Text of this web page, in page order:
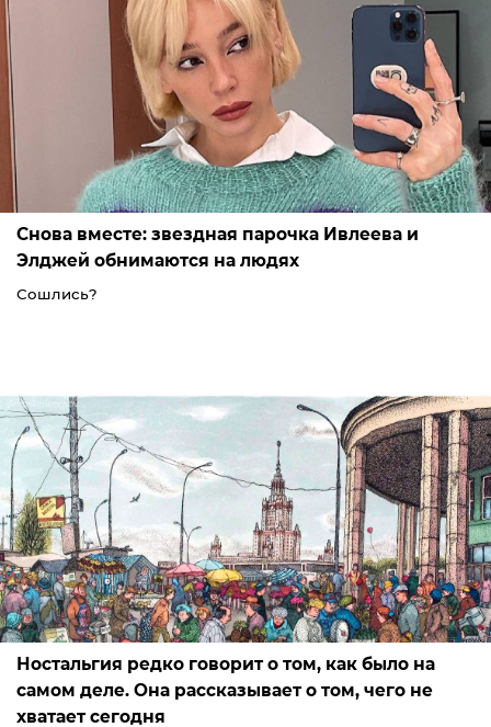
Снова вместе: звездная парочка Ивлеева и
Элджей обнимаются на людях
Сошлись?
Ностальгия редко говорит о том, как было на
самом деле. Она рассказывает о том, чего не
хватает сегодня